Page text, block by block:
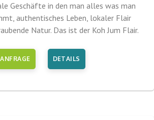
Geschäfte in den man alles was man
authentisches Leben, lokaler Flair
Natur. Das ist der Koh Jum Flair.
ANFRAGE DETAILS